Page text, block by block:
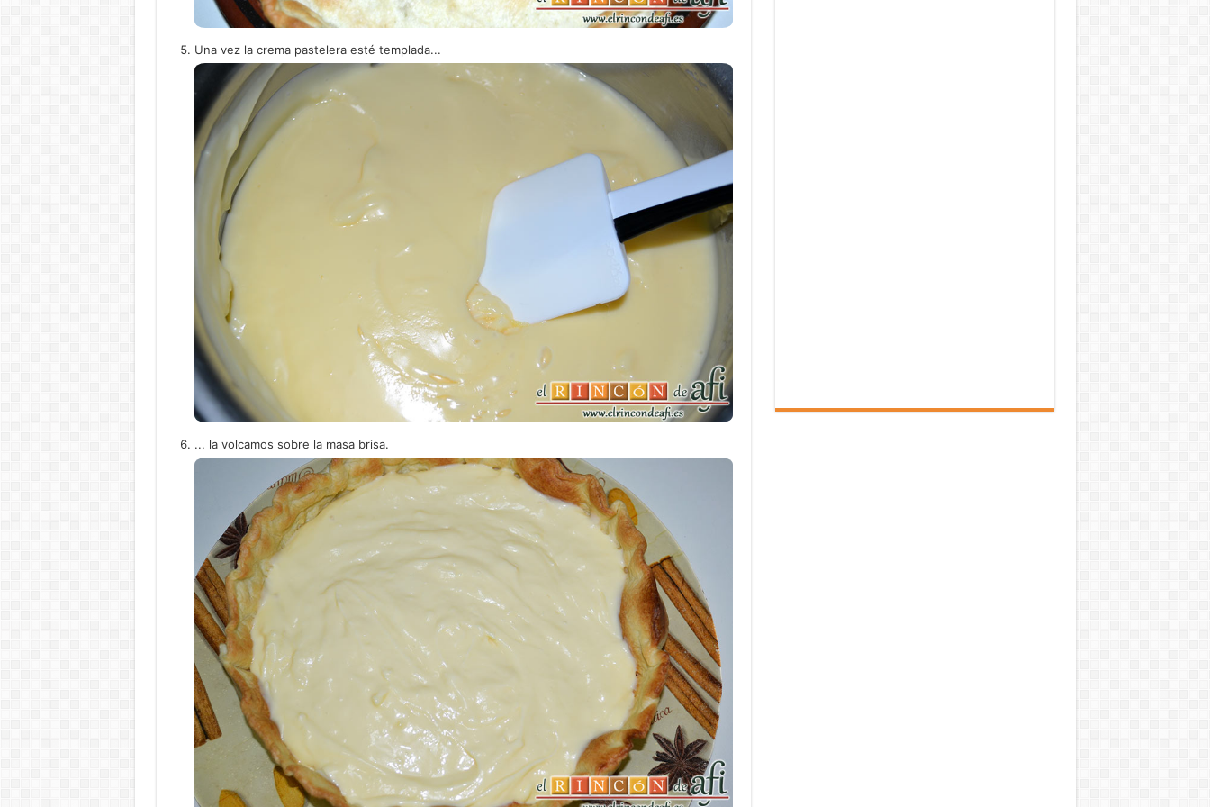
Una vez la crema pastelera esté templada...
... la volcamos sobre la masa brisa.